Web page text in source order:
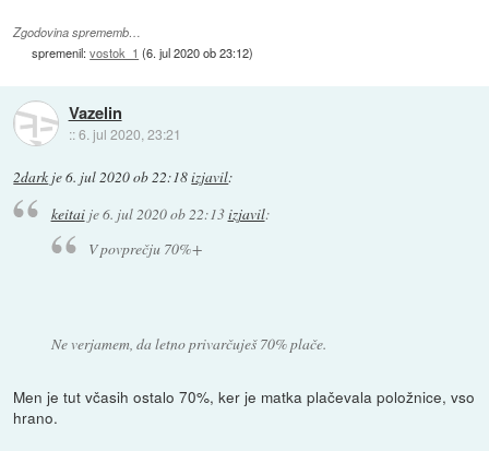
Zgodovina sprememb…
spremenil:vostok_1 (6. jul 2020 ob 23:12)
Vazelin
::6. jul 2020, 23:21
2dark je6. jul 2020 ob 22:18izjavil:
keitaije6. jul 2020 ob 22:13izjavil:
V povprečju 70%+
Ne verjamem, da letno privarčuješ 70% plače.
Men je tut včasih ostalo 70%, ker je matka plačevala položnice, vso
hrano.